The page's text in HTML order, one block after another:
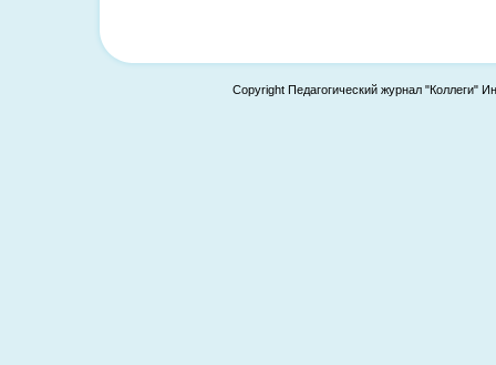
Copyright Педагогический журнал "Коллеги"